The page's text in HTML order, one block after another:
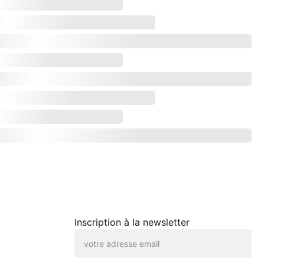
Inscription à la newsletter